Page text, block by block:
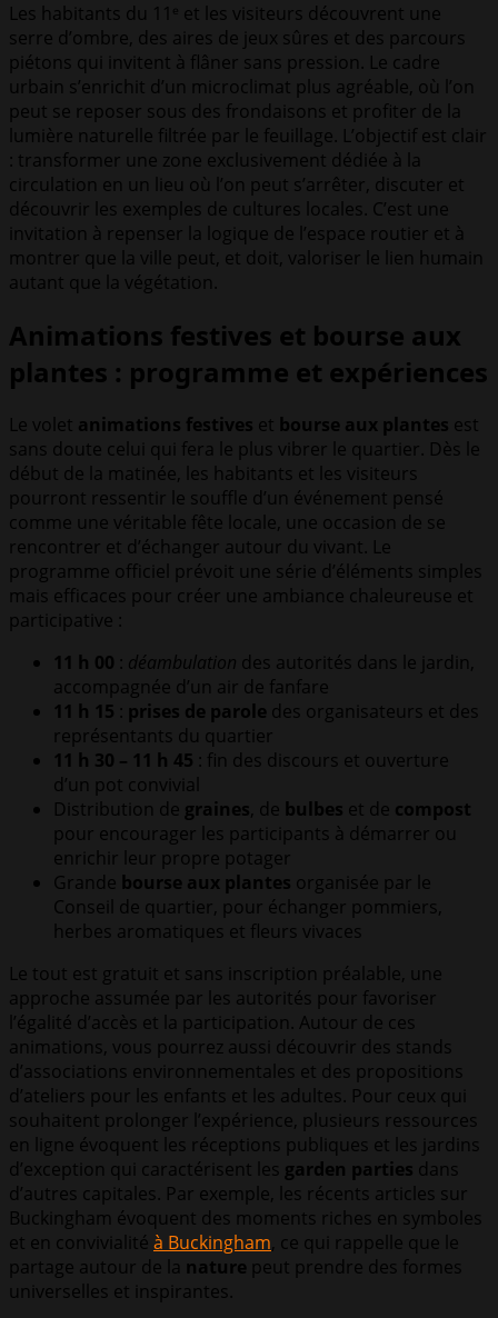
Les habitants du 11ᵉ et les visiteurs découvrent une
serre d’ombre, des aires de jeux sûres et des parcours
piétons qui invitent à flâner sans pression. Le cadre
urbain s’enrichit d’un microclimat plus agréable, où l’on
peut se reposer sous des frondaisons et profiter de la
lumière naturelle filtrée par le feuillage. L’objectif est clair
: transformer une zone exclusivement dédiée à la
circulation en un lieu où l’on peut s’arrêter, discuter et
découvrir les exemples de cultures locales. C’est une
invitation à repenser la logique de l’espace routier et à
montrer que la ville peut, et doit, valoriser le lien humain
autant que la végétation.
Animations festives et bourse aux
plantes : programme et expériences
Le volet animations festives et bourse aux plantes est
sans doute celui qui fera le plus vibrer le quartier. Dès le
début de la matinée, les habitants et les visiteurs
pourront ressentir le souffle d’un événement pensé
comme une véritable fête locale, une occasion de se
rencontrer et d’échanger autour du vivant. Le
programme officiel prévoit une série d’éléments simples
mais efficaces pour créer une ambiance chaleureuse et
participative :
11 h 00 : déambulation des autorités dans le jardin,
accompagnée d’un air de fanfare
11 h 15 : prises de parole des organisateurs et des
représentants du quartier
11 h 30 – 11 h 45 : fin des discours et ouverture
d’un pot convivial
Distribution de graines, de bulbes et de compost
pour encourager les participants à démarrer ou
enrichir leur propre potager
Grande bourse aux plantes organisée par le
Conseil de quartier, pour échanger pommiers,
herbes aromatiques et fleurs vivaces
Le tout est gratuit et sans inscription préalable, une
approche assumée par les autorités pour favoriser
l’égalité d’accès et la participation. Autour de ces
animations, vous pourrez aussi découvrir des stands
d’associations environnementales et des propositions
d’ateliers pour les enfants et les adultes. Pour ceux qui
souhaitent prolonger l’expérience, plusieurs ressources
en ligne évoquent les réceptions publiques et les jardins
d’exception qui caractérisent les garden parties dans
d’autres capitales. Par exemple, les récents articles sur
Buckingham évoquent des moments riches en symboles
et en convivialité à Buckingham, ce qui rappelle que le
partage autour de la nature peut prendre des formes
universelles et inspirantes.